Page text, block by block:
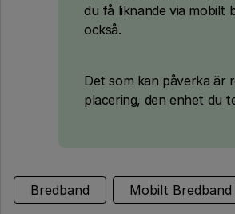
du få liknande via mobilt
också.
Det som kan påverka är
placering, den enhet du
Bredband Mobilt Bredband